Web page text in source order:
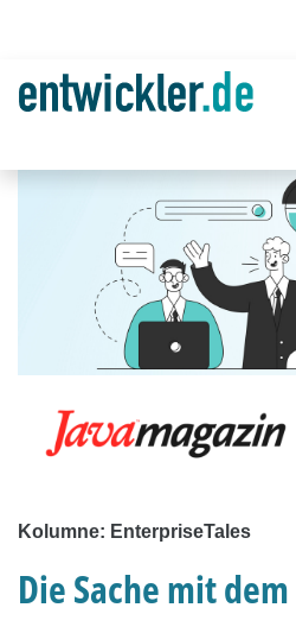
Kolumne: EnterpriseTales
Die Sache mit